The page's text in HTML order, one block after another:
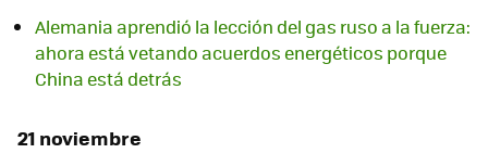
Alemania aprendió la lección del gas ruso a la fuerza:
ahora está vetando acuerdos energéticos porque
China está detrás
21 noviembre